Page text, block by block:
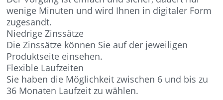
wenige Minuten und wird Ihnen in digitaler Form
zugesandt.
Niedrige Zinssätze
Die Zinssätze können Sie auf der jeweiligen
Produktseite einsehen.
Flexible Laufzeiten
Sie haben die Möglichkeit zwischen 6 und bis zu
36 Monaten Laufzeit zu wählen.